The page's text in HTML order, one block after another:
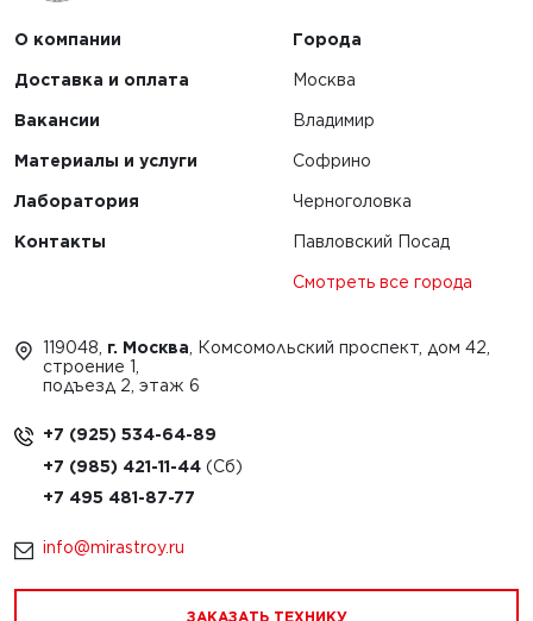
О компании
Доставка и оплата
Вакансии
Материалы и услуги
Лаборатория
Контакты
Города
Москва
Владимир
Софрино
Черноголовка
Павловский Посад
Смотреть все города
119048, г. Москва , Комсомольский проспект, дом 42,
строение 1,
подъезд 2, этаж 6
+7 (925) 534-64-89
+7 (985) 421-11-44
+7 495 481-87-77
info@mirastroy.ru
ЗАКАЗАТЬ ТЕХНИКУ